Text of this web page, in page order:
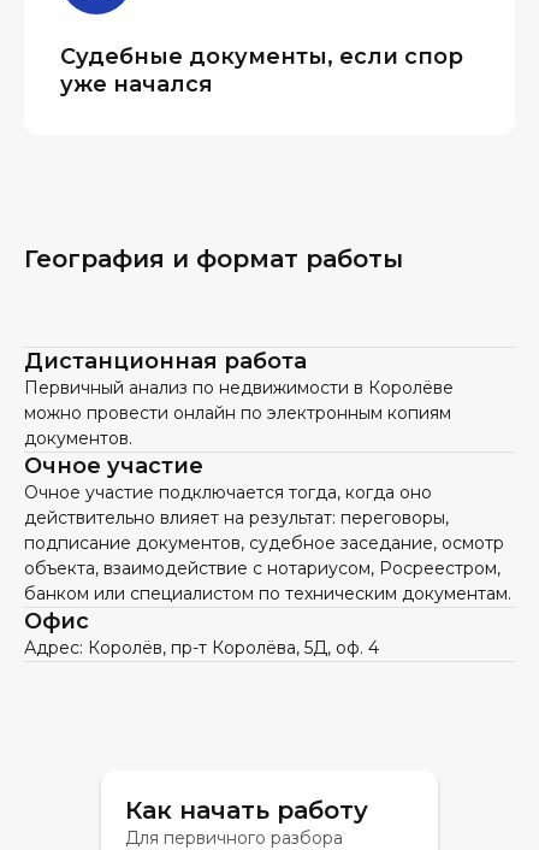
Судебные документы, если спор
уже начался
География и формат работы
Дистанционная работа
Первичный анализ по недвижимости в Королёве
можно провести онлайн по электронным копиям
документов.
Очное участие
Очное участие подключается тогда, когда оно
действительно влияет на результат: переговоры,
подписание документов, судебное заседание, осмотр
объекта, взаимодействие с нотариусом, Росреестром,
банком или специалистом по техническим документам.
Офис
Адрес: Королёв, пр-т Королёва, 5Д, оф. 4
Как начать работу
Для первичного разбора